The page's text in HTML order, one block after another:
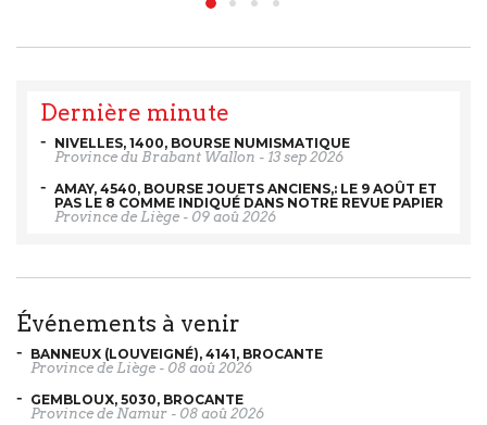
Dernière minute
NIVELLES, 1400, BOURSE NUMISMATIQUE
Province du Brabant Wallon - 13 sep 2026
AMAY, 4540, BOURSE JOUETS ANCIENS,: LE 9 AOÛT ET
PAS LE 8 COMME INDIQUÉ DANS NOTRE REVUE PAPIER
Province de Liège - 09 aoû 2026
événements à venir
BANNEUX (LOUVEIGNÉ), 4141, BROCANTE
Province de Liège - 08 aoû 2026
GEMBLOUX, 5030, BROCANTE
Province de Namur - 08 aoû 2026